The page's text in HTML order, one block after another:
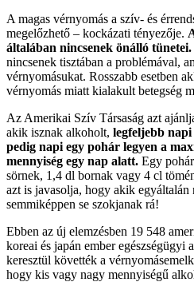
A magas vérnyomás a szív- és
megelőzhető – kockázati tényezője.
általában nincsenek önálló tünetei.
nincsenek tisztában a problémával,
vérnyomásukat. Rosszabb esetben
vérnyomás miatt kialakult betegség
Az Amerikai Szív Társaság azt
akik isznak alkoholt, legfeljebb napi
pedig napi egy pohár legyen a
mennyiség egy nap alatt. Egy
sörnek, 1,4 dl bornak vagy 4 cl
azt is javasolja, hogy akik
semmiképpen se szokjanak rá!
Ebben az új elemzésben 19 548
koreai és japán ember egészségügyi
keresztül követték a
hogy kis vagy nagy mennyiségű